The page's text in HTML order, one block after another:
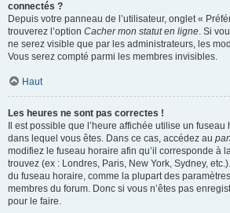
connectés ?
Depuis votre panneau de l’utilisateur, onglet «
trouverez l’option Cacher mon statut en ligne. Si
ne serez visible que par les administrateurs, les
Vous serez compté parmi les membres invisibles.
Haut
Les heures ne sont pas correctes !
Il est possible que l’heure affichée utilise un
dans lequel vous êtes. Dans ce cas, accédez au
modifiez le fuseau horaire afin qu’il corresponde à
trouvez (ex : Londres, Paris, New York, Sydney,
du fuseau horaire, comme la plupart des
membres du forum. Donc si vous n’êtes pas
pour le faire.